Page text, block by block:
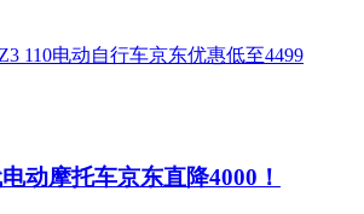
动摩托车京东直降4000！